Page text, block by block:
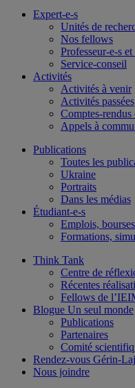
Expert-e-s
Unités de
Nos fellows
Professeur-e-s
Service-conseil
Activités
Activités à venir
Activités passées
Comptes-rendus
Appels à
Publications
Toutes les
Ukraine
Portraits
Dans les médias
Étudiant-e-s
Emplois,
Formations,
Think Tank
Centre de
Récentes
Fellows de
Blogue Un seul monde
Publications
Partenaires
Comité
Rendez-vous Gérin-
Nous joindre